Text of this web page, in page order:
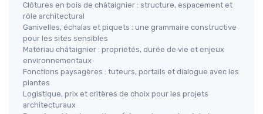
Clôtures en bois de châtaignier : structure, espacement et
rôle architectural
Ganivelles, échalas et piquets : une grammaire constructive
pour les sites sensibles
Matériau châtaignier : propriétés, durée de vie et enjeux
environnementaux
Fonctions paysagères : tuteurs, portails et dialogue avec les
plantes
Logistique, prix et critères de choix pour les projets
architecturaux